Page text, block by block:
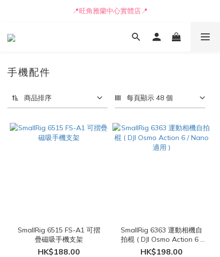
📒🖋️報價單 / 採購表格🖋️📒
手機配件
商品排序 每頁顯示 48 個
SmallRig 6515 FS-A1 可摺
疊磁吸手機支架
HK$188.00
SmallRig 6363 運動相機自
拍棍 ( DJI Osmo Action 6 /
Nano 適用 )
HK$198.00